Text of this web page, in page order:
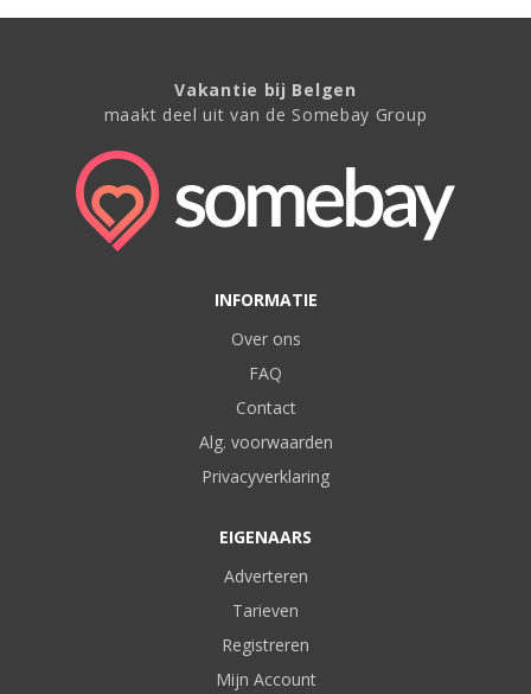
Vakantie bij Belgen
maakt deel uit van de Somebay Group
INFORMATIE
Over ons
FAQ
Contact
Alg. voorwaarden
Privacyverklaring
EIGENAARS
Adverteren
Tarieven
Registreren
Mijn Account